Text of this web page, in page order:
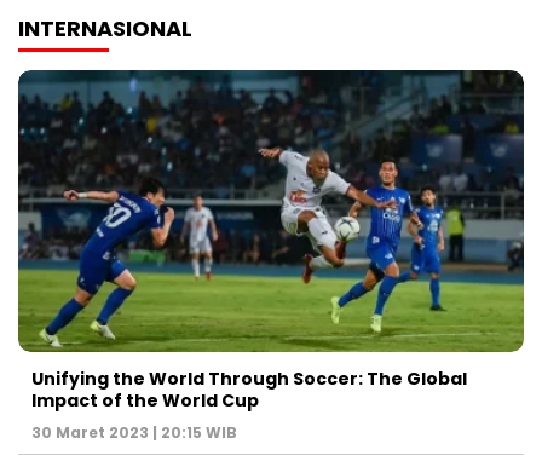
INTERNASIONAL
Unifying the World Through Soccer: The Global
Impact of the World Cup
30 Maret 2023 | 20:15 WIB